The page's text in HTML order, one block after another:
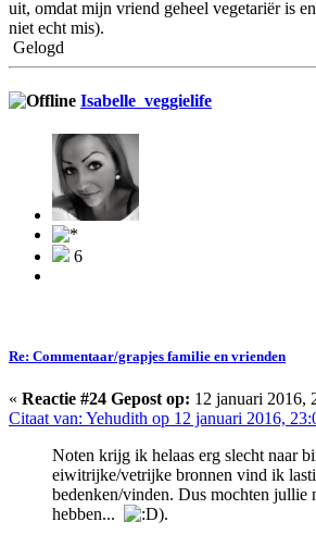
uit, omdat mijn vriend geheel vegetariër is
niet echt mis).
Gelogd
Isabelle_veggielife
6
Re: Commentaar/grapjes familie en vrienden
« Reactie #24 Gepost op: 12 januari 2016,
Citaat van: Yehudith op 12 januari 2016,
Noten krijg ik helaas erg slecht naar
eiwitrijke/vetrijke bronnen vind ik
bedenken/vinden. Dus mochten jullie
hebben...
).